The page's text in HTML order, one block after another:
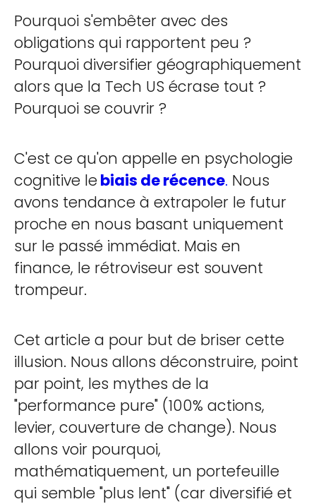
Pourquoi s'embêter avec des
obligations qui rapportent peu ?
Pourquoi diversifier géographiquement
alors que la Tech US écrase tout ?
Pourquoi se couvrir ?
C'est ce qu'on appelle en psychologie
cognitive lebiais de récence. Nous
avons tendance à extrapoler le futur
proche en nous basant uniquement
sur le passé immédiat. Mais en
finance, le rétroviseur est souvent
trompeur.
Cet article a pour but de briser cette
illusion. Nous allons déconstruire, point
par point, les mythes de la
"performance pure" (100% actions,
levier, couverture de change). Nous
allons voir pourquoi,
mathématiquement, un portefeuille
qui semble "plus lent" (car diversifié et